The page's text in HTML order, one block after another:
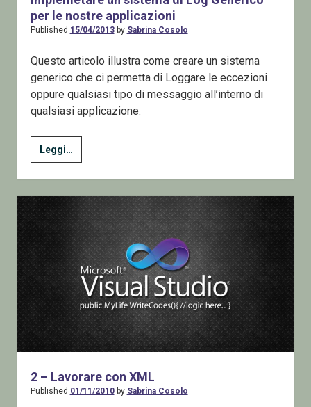
per le nostre applicazioni
Published 15/04/2013by Sabrina Cosolo
Questo articolo illustra come creare un sistema
generico che ci permetta di Loggare le eccezioni
oppure qualsiasi tipo di messaggio all’interno di
qualsiasi applicazione.
Leggi…Implemetare
un
sistema
di
Log
Generico
per
le
nostre
applicazioni
2 – Lavorare con XML
Published 01/11/2010by Sabrina Cosolo